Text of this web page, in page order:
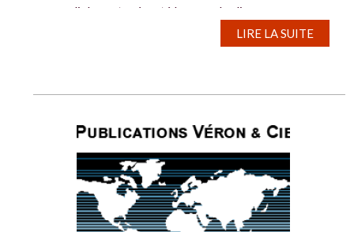
mondiales ont présenté les grandes lignes...
LIRE LA SUITE